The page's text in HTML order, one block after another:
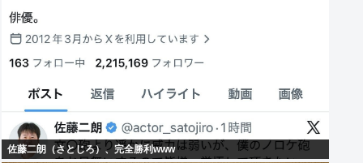
佐藤二朗（さとじろ）、完全勝利www